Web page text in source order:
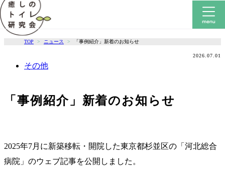
TOP ニュース 「事例紹介」新着のお知らせ
「事例紹介」新着のお知らせ
その他
2026.07.01
2025年7月に新築移転・開院した東京都杉並区の「河北総合
病院」のウェブ記事を公開しました。